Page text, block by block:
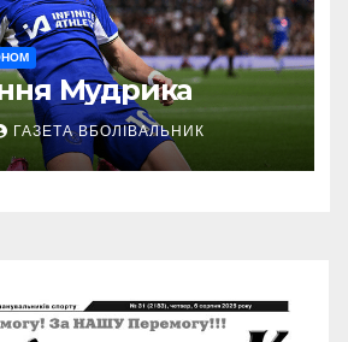
Мудрика
ГАЗЕТА ВБОЛІВАЛЬНИК